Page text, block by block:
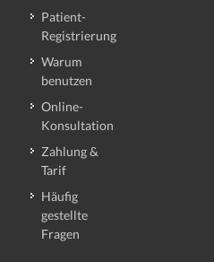
Patient-
Registrierung
Warum
benutzen
Online-
Konsultation
Zahlung &
Tarif
Häufig
gestellte
Fragen